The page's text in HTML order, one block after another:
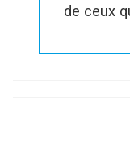
de ceux